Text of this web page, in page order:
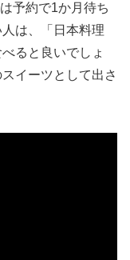
予約で1か月待ち
は、「日本料理
ると良いでしょ
イーツとして出さ